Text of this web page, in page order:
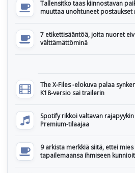
Tallensitko taas kiinnostavan
muuttaa unohtuneet postaukset
7 etikettisääntöä, joita nuoret
välttämättöminä
The X-Files -elokuva palaa
K18-versio sai trailerin
Spotify rikkoi valtavan
Premium-tilaajaa
9 arkista merkkiä siitä, ettei
tapailemaansa ihmiseen